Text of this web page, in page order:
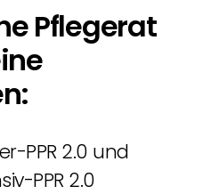
Pflegerat
PPR 2.0 und
PPR 2.0